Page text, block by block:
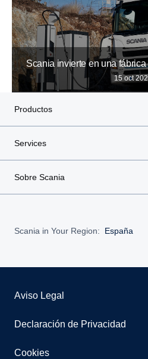
Scania invierte en una
15 oct
Productos
Services
Sobre Scania
Scania in Your Region: España
Aviso Legal
Declaración de Privacidad
Cookies